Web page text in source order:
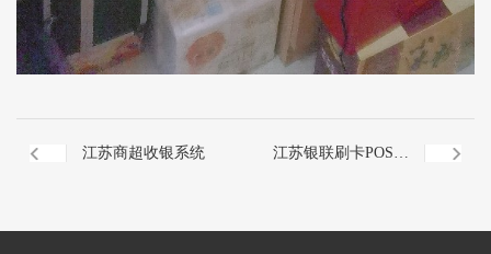
江苏商超收银系统 江苏银联刷卡POS机